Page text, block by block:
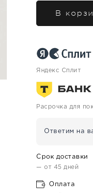
В
Яндекс Сплит
Расрочка для
Ответим на
Срок доставки
— от 45 дней
Оплата